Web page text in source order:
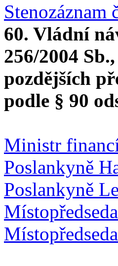
Stenozáznam
60. Vládní
256/2004
pozdějších
podle § 90
Ministr
Poslankyně
Poslankyně